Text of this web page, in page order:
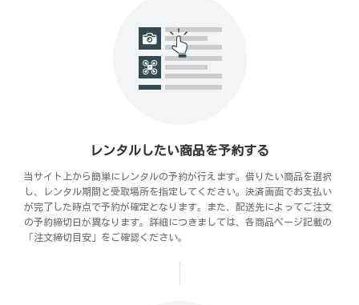
レンタルしたい商品を予約する
当サイト上から簡単にレンタルの予約が行えます。借りたい商品を選択
し、レンタル期間と受取場所を指定してください。決済画面でお支払い
が完了した時点で予約が確定となります。また、配送先によってご注文
の予約締切日が異なります。詳細につきましては、各商品ページ記載の
「注文締切目安」をご確認ください。